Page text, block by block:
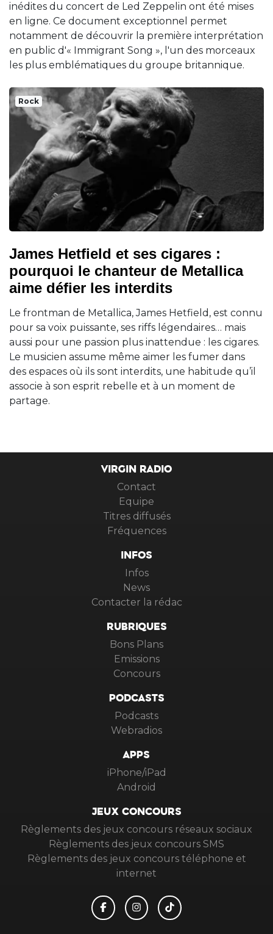
inédites du concert de Led Zeppelin ont été mises
en ligne. Ce document exceptionnel permet
notamment de découvrir la première interprétation
en public d'« Immigrant Song », l'un des morceaux
les plus emblématiques du groupe britannique.
Rock
James Hetfield et ses cigares :
pourquoi le chanteur de Metallica
aime défier les interdits
Le frontman de Metallica, James Hetfield, est connu
pour sa voix puissante, ses riffs légendaires… mais
aussi pour une passion plus inattendue : les cigares.
Le musicien assume même aimer les fumer dans
des espaces où ils sont interdits, une habitude qu’il
associe à son esprit rebelle et à un moment de
partage.
VIRGIN RADIO
Contact
Equipe
Titres diffusés
Fréquences
INFOS
Infos
News
Contacter la rédac
RUBRIQUES
Bons Plans
Emissions
Concours
PODCASTS
Podcasts
Webradios
APPS
iPhone/iPad
Android
JEUX CONCOURS
Règlements des jeux concours réseaux sociaux
Règlements des jeux concours SMS
Règlements des jeux concours téléphone et
internet